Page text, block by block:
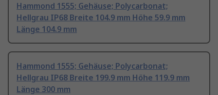
Hammond 1555; Gehäuse; Polycarbonat;
Hellgrau IP68 Breite 104.9 mm Höhe 59.9 mm
Länge 104.9 mm
Hammond 1555; Gehäuse; Polycarbonat;
Hellgrau IP68 Breite 199.9 mm Höhe 119.9 mm
Länge 300 mm